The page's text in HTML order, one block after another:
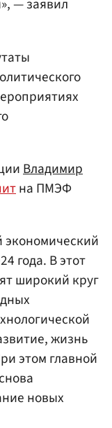
— заявил
Владимир
на ПМЭФ
года. В этот
широкий круг
жизнь
этом главной
новых